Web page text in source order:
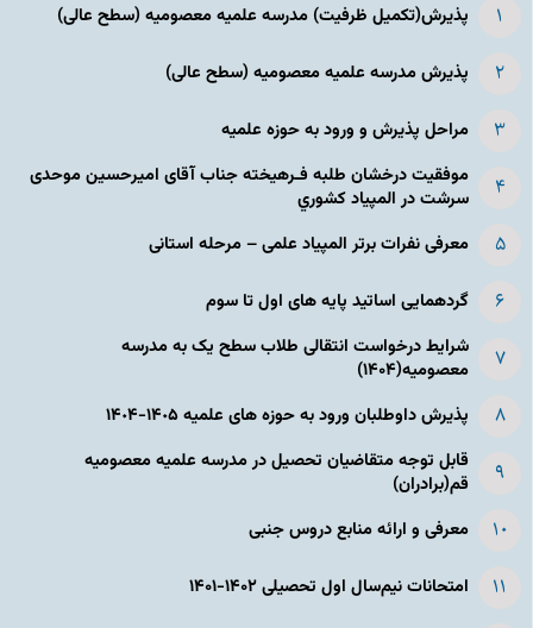
پذیرش(تکمیل ظرفیت) مدرسه علمیه معصومیه‌ (سطح عالی)
پذیرش مدرسه علمیه معصومیه‌ (سطح عالی)
مراحل پذیرش و ورود به حوزه علمیه
موفقیت درخشان طلبه فـرهیخته جناب آقای امیرحسین موحدی
سرشت در المپياد كشوري
معرفی نفرات برتر المپیاد علمی – مرحله استانی
گردهمایی اساتید پایه های اول تا سوم
شرایط درخواست انتقالی طلاب سطح یک به مدرسه
معصومیه(۱۴۰۴)
پذیرش داوطلبان ورود به حوزه های علمیه ١۴٠۵-١۴٠۴
قابل توجه متقاضیان تحصیل در مدرسه علمیه معصومیه
قم(برادران)
معرفی و ارائه منابع دروس جنبی
امتحانات نیم‌سال اول تحصیلی ۱۴۰۲-۱۴۰۱